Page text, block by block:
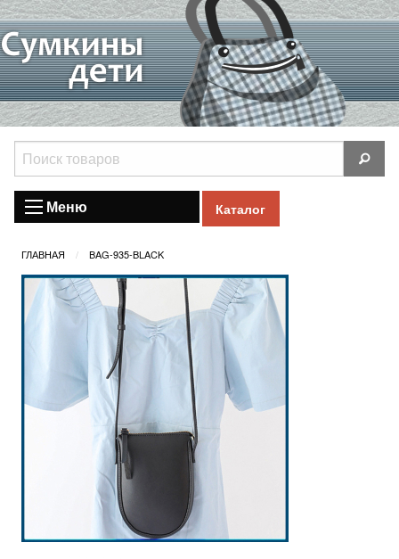
Меню Каталог
ГЛАВНАЯ BAG-935-BLACK